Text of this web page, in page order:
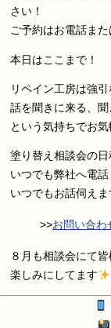
さい！
ご予約はお電話また
本日はここまで！
リペイン工房は強
話を聞きに来る、聞
という気持ちでお
塗り替え相談会の
いつでも弊社へ電
いつでもお話伺え
>>お問い合わ
８月も相談会にて
楽しみにしてます